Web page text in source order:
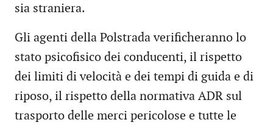
sia straniera.
Gli agenti della Polstrada verificheranno lo
stato psicofisico dei conducenti, il rispetto
dei limiti di velocità e dei tempi di guida e di
riposo, il rispetto della normativa ADR sul
trasporto delle merci pericolose e tutte le